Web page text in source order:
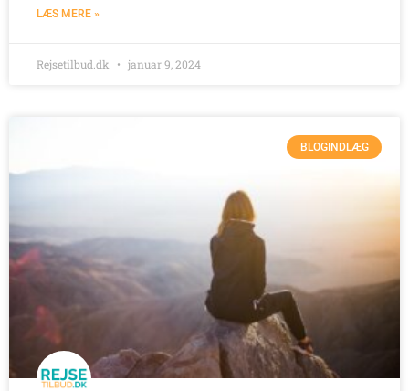
LÆS MERE »
Rejsetilbud.dk januar 9, 2024
BLOGINDLÆG